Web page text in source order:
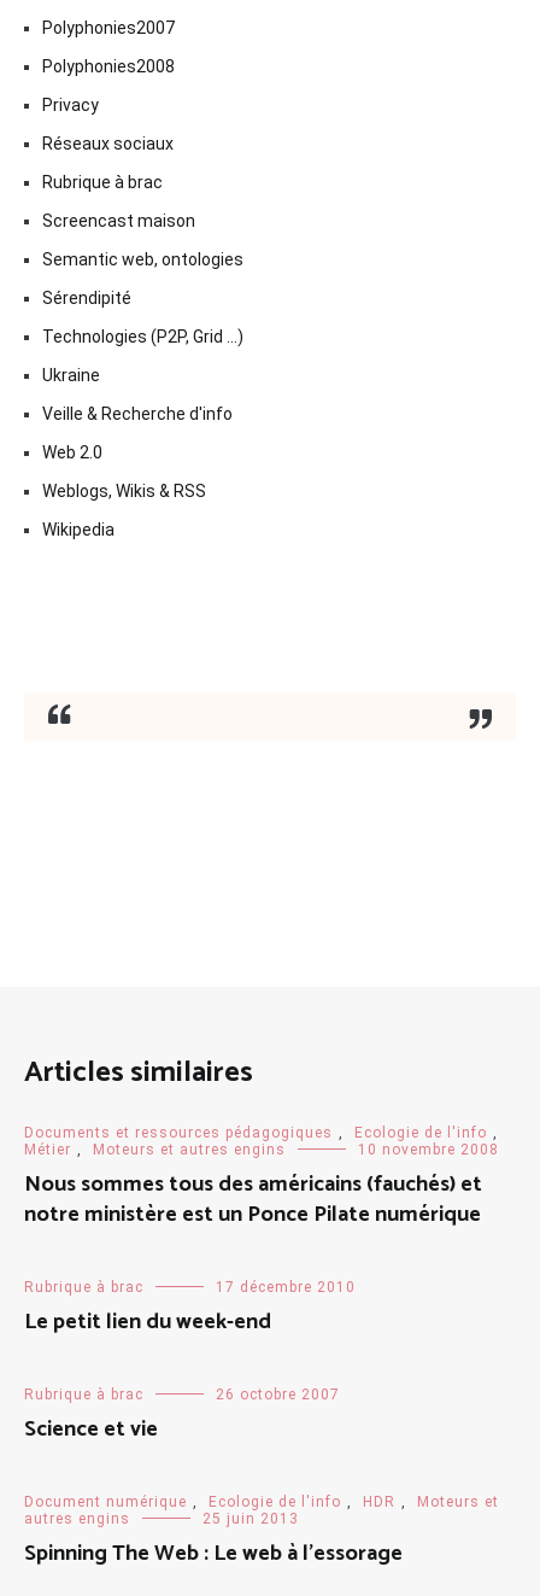
Polyphonies2007
Polyphonies2008
Privacy
Réseaux sociaux
Rubrique à brac
Screencast maison
Semantic web, ontologies
Sérendipité
Technologies (P2P, Grid …)
Ukraine
Veille & Recherche d'info
Web 2.0
Weblogs, Wikis & RSS
Wikipedia
Articles similaires
Documents et ressources pédagogiques Ecologie de l'info
Métier
Moteurs et autres engins 10 novembre 2008
Nous sommes tous des américains (fauchés) et
notre ministère est un Ponce Pilate numérique
Rubrique à brac 17 décembre 2010
Le petit lien du week-end
Rubrique à brac 26 octobre 2007
Science et vie
Document numérique Ecologie de l'info HDR
Moteurs et
autres engins
25 juin 2013
Spinning The Web : Le web à l’essorage